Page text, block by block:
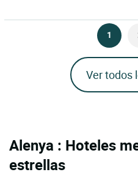
1
Ver todos
Alenya : Hoteles
estrellas